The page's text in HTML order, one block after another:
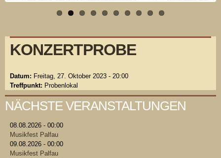
KONZERTPROBE
Datum: Freitag, 27. Oktober 2023 - 20:00
Treffpunkt: Probenlokal
NÄCHSTE VERANSTALTUNGEN
08.08.2026 - 00:00
Musikfest Palfau
09.08.2026 - 00:00
Musikfest Palfau